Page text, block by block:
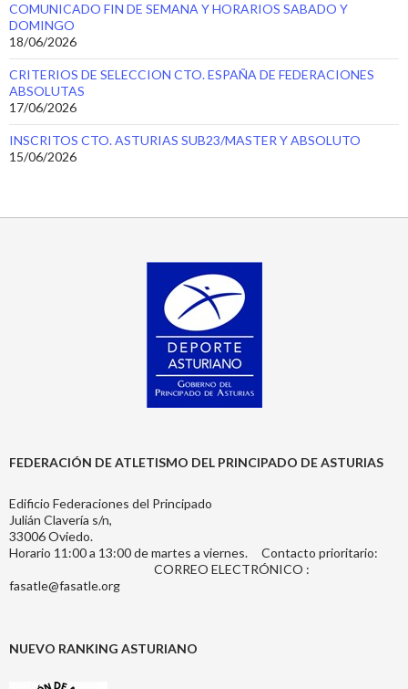
COMUNICADO FIN DE SEMANA Y HORARIOS SABADO Y
DOMINGO
18/06/2026
CRITERIOS DE SELECCION CTO. ESPAÑA DE FEDERACIONES
ABSOLUTAS
17/06/2026
INSCRITOS CTO. ASTURIAS SUB23/MASTER Y ABSOLUTO
15/06/2026
FEDERACIÓN DE ATLETISMO DEL PRINCIPADO DE ASTURIAS
Edificio Federaciones del Principado
Julián Clavería s/n,
33006 Oviedo.
Horario 11:00 a 13:00 de martes a viernes. Contacto prioritario:
CORREO ELECTRÓNICO :
fasatle@fasatle.org
NUEVO RANKING ASTURIANO